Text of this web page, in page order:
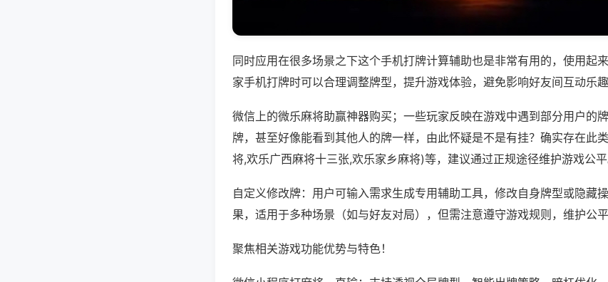
同时应用在很多场景之下这个手机打牌计算辅助也是非常有用的，使用起
家手机打牌时可以合理调整牌型，提升游戏体验，避免影响好友间互动乐趣
微信上的微乐麻将助赢神器购买；一些玩家反映在游戏中遇到部分用户的
牌，甚至好像能看到其他人的牌一样，由此怀疑是不是有挂？确实存在此
将,欢乐广西麻将十三张,欢乐家乡麻将)等，建议通过正规途径维护游戏公平
自定义修改牌：用户可输入需求生成专用辅助工具，修改自身牌型或隐藏
果，适用于多种场景（如与好友对局），但需注意遵守游戏规则，维护公平
聚焦相关游戏功能优势与特色！